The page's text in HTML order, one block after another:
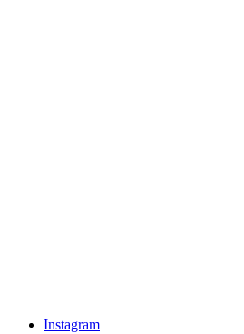
Instagram